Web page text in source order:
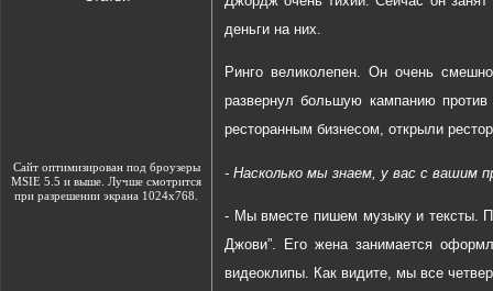
Сайт оптимизирован под броузеры
MSIE 5.5 и выше. Лучше смотрится
при разрешении экрана 1024х768.
деньги на них.
Ринго великолепен. Он очень
развернул большую кампанию
ресторанным бизнесом, открыли
- Насколько мы знаем, у вас с вашим
- Мы вместе пишем музыку и тексты.
Джови”. Его жена занимается
видеоклипы. Как видите, мы все